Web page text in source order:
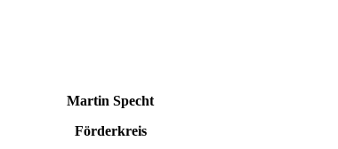
Martin Specht
Förderkreis